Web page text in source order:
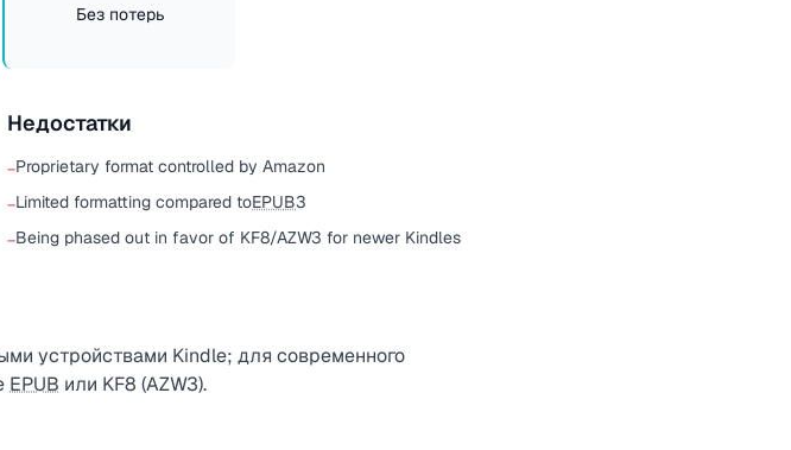
Без потерь
Недостатки
−Proprietary format controlled by Amazon
−Limited formatting compared toEPUB3
−Being phased out in favor of KF8/AZW3 for newer Kindles
устройствами Kindle; для современного
EPUB или KF8 (AZW3).